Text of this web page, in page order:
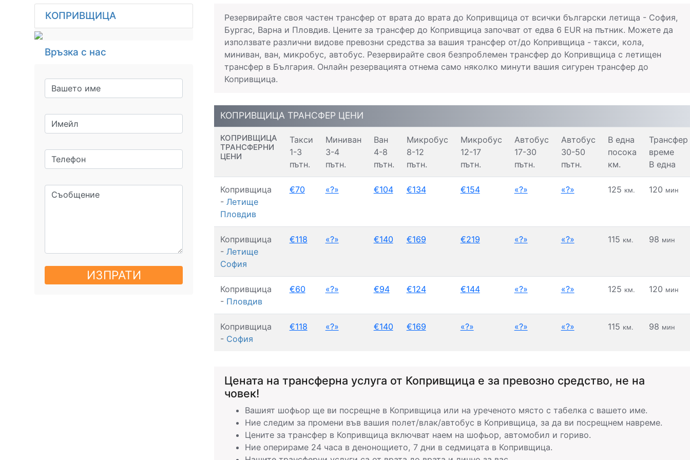
КОПРИВЩИЦА
Връзка с нас
ИЗПРАТИ
Резервирайте своя частен трансфер от врата до врата до Копривщица от всички български летища - София,
Бургас, Варна и Пловдив. Цените за трансфер до Копривщица започват от едва 6 EUR на пътник. Можете да
използвате различни видове превозни средства за вашия трансфер от/до Копривщица - такси, кола,
миниван, ван, микробус, автобус. Резервирайте своя безпроблемен трансфер до Копривщица с летищен
трансфер в България. Онлайн резервацията отнема само няколко минути вашия сигурен трансфер до
Копривщица.
КОПРИВЩИЦА ТРАНСФЕР ЦЕНИ
КОПРИВЩИЦА
ТРАНСФЕРНИ
ЦЕНИ
Такси
1-3
пътн.
Миниван
3-4
пътн.
Ван
4-8
пътн.
Микробус
8-12
пътн.
Микробус
12-17
пътн.
Автобус
17-30
пътн.
Автобус
30-50
пътн.
В една
посока
км.
Трансфер
време
В една
Копривщица
- Летище
Пловдив
€70 «?» €104 €134 €154 «?» «?» 125 км. 120 мин
Копривщица
- Летище
София
€118 «?» €140 €169 €219 «?» «?» 115 км. 98 мин
Копривщица
- Пловдив
€60 «?» €94 €124 €144 «?» «?» 125 км. 120 мин
Копривщица
- София
€118 «?» €140 €169 «?» «?» «?» 115 км. 98 мин
Цената на трансферна услуга от Копривщица е за превозно средство, не на
човек!
Вашият шофьор ще ви посрещне в Копривщица или на уреченото място с табелка с вашето име.
Ние следим за промени във вашия полет/влак/автобус в Копривщица, за да ви посрещнем навреме.
Цените за трансфер в Копривщица включват наем на шофьор, автомобил и гориво.
Ние оперираме 24 часа в денонощието, 7 дни в седмицата в Копривщица.